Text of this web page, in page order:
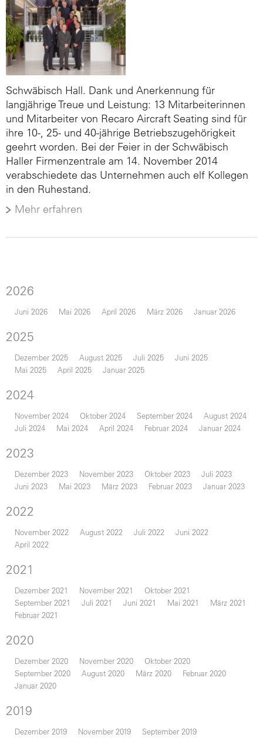
Schwäbisch Hall. Dank und Anerkennung für
langjährige Treue und Leistung: 13 Mitarbeiterinnen
und Mitarbeiter von Recaro Aircraft Seating sind für
ihre 10-, 25- und 40-jährige Betriebszugehörigkeit
geehrt worden. Bei der Feier in der Schwäbisch
Haller Firmenzentrale am 14. November 2014
verabschiedete das Unternehmen auch elf Kollegen
in den Ruhestand.
Mehr erfahren
2026
Juni 2026 Mai 2026 April 2026 März 2026 Januar 2026
2025
Dezember 2025 August 2025 Juli 2025
Juni 2025
Mai 2025
April 2025 Januar 2025
2024
November 2024 Oktober 2024 September 2024
August 2024
Juli 2024
Mai 2024 April 2024 Februar 2024 Januar 2024
2023
Dezember 2023 November 2023 Oktober 2023
Juli 2023
Juni 2023
Mai 2023 März 2023 Februar 2023 Januar 2023
2022
November 2022 August 2022 Juli 2022
Juni 2022
April 2022
2021
Dezember 2021 November 2021
Oktober 2021
September 2021
Juli 2021 Juni 2021 Mai 2021
März 2021
Februar 2021
2020
Dezember 2020 November 2020
Oktober 2020
September 2020
August 2020 März 2020
Februar 2020
Januar 2020
2019
Dezember 2019 November 2019 September 2019